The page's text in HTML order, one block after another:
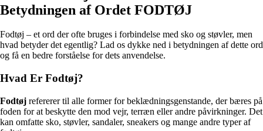
Betydningen af Ordet FODTØJ
Fodtøj – et ord der ofte bruges i forbindelse med sko og støvler, men
hvad betyder det egentlig? Lad os dykke ned i betydningen af dette ord
og få en bedre forståelse for dets anvendelse.
Hvad Er Fodtøj?
Fodtøj refererer til alle former for beklædningsgenstande, der bæres på
foden for at beskytte den mod vejr, terræn eller andre påvirkninger. Det
kan omfatte sko, støvler, sandaler, sneakers og mange andre typer af